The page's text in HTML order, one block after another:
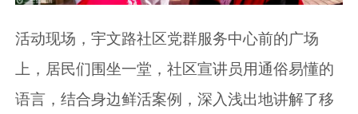
活动现场，宇文路社区党群服务中心前的广场
上，居民们围坐一堂，社区宣讲员用通俗易懂的
语言，结合身边鲜活案例，深入浅出地讲解了移